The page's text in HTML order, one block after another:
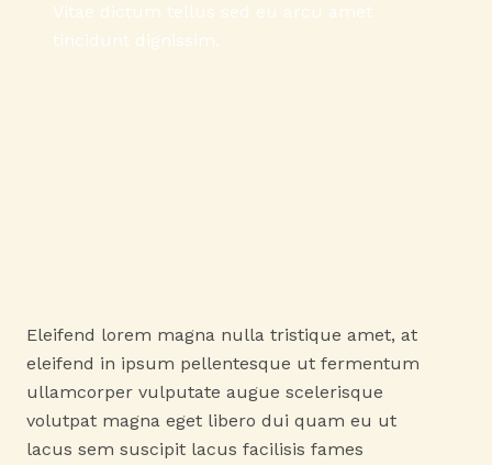
Vitae dictum tellus sed eu arcu amet
tincidunt dignissim.
Eleifend lorem magna nulla tristique amet, at
eleifend in ipsum pellentesque ut fermentum
ullamcorper vulputate augue scelerisque
volutpat magna eget libero dui quam eu ut
lacus sem suscipit lacus facilisis fames